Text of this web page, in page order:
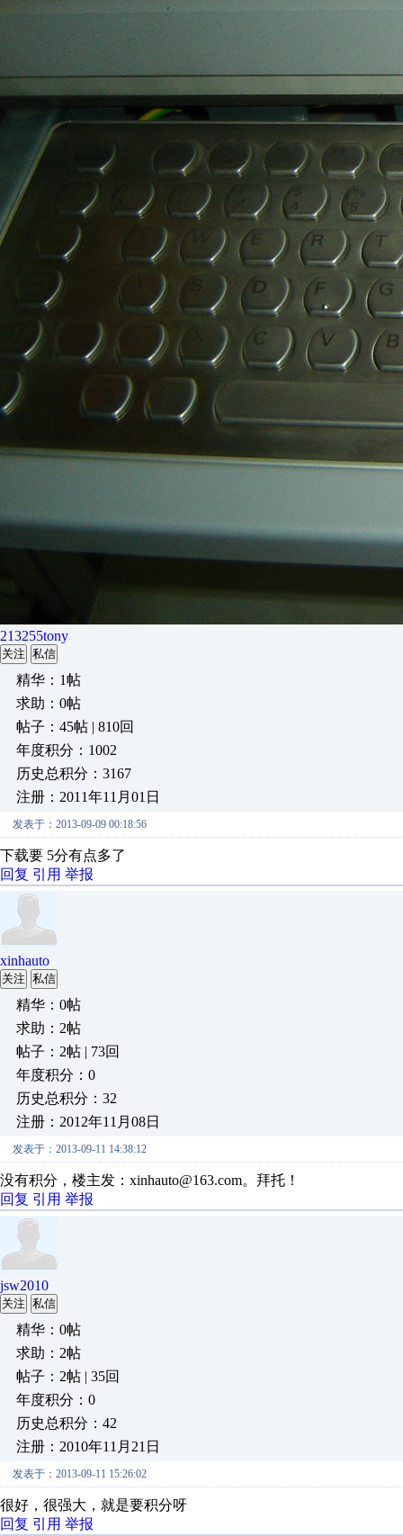
213255tony
关注 私信
精华：1帖
求助：0帖
帖子：45帖 | 810回
年度积分：1002
历史总积分：3167
注册：2011年11月01日
发表于：2013-09-09 00:18:56
下载要 5分有点多了
回复 引用 举报
xinhauto
关注 私信
精华：0帖
求助：2帖
帖子：2帖 | 73回
年度积分：0
历史总积分：32
注册：2012年11月08日
发表于：2013-09-11 14:38:12
没有积分，楼主发：xinhauto@163.com。拜托！
回复 引用 举报
jsw2010
关注 私信
精华：0帖
求助：2帖
帖子：2帖 | 35回
年度积分：0
历史总积分：42
注册：2010年11月21日
发表于：2013-09-11 15:26:02
很好，很强大，就是要积分呀
回复 引用 举报